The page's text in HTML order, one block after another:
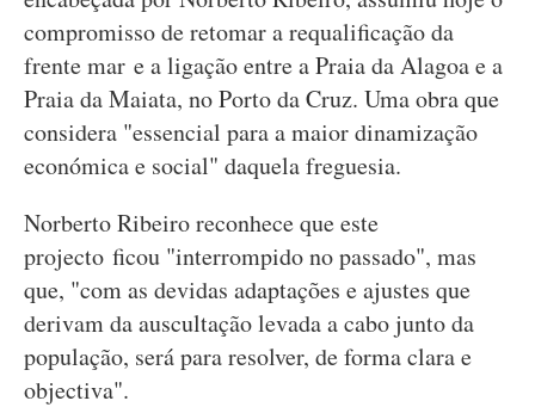
compromisso de retomar a requalificação da
frente mar e a ligação entre a Praia da Alagoa e a
Praia da Maiata, no Porto da Cruz. Uma obra que
considera "essencial para a maior dinamização
económica e social" daquela freguesia.
Norberto Ribeiro reconhece que este
projecto ficou "interrompido no passado", mas
que, "com as devidas adaptações e ajustes que
derivam da auscultação levada a cabo junto da
população, será para resolver, de forma clara e
objectiva".